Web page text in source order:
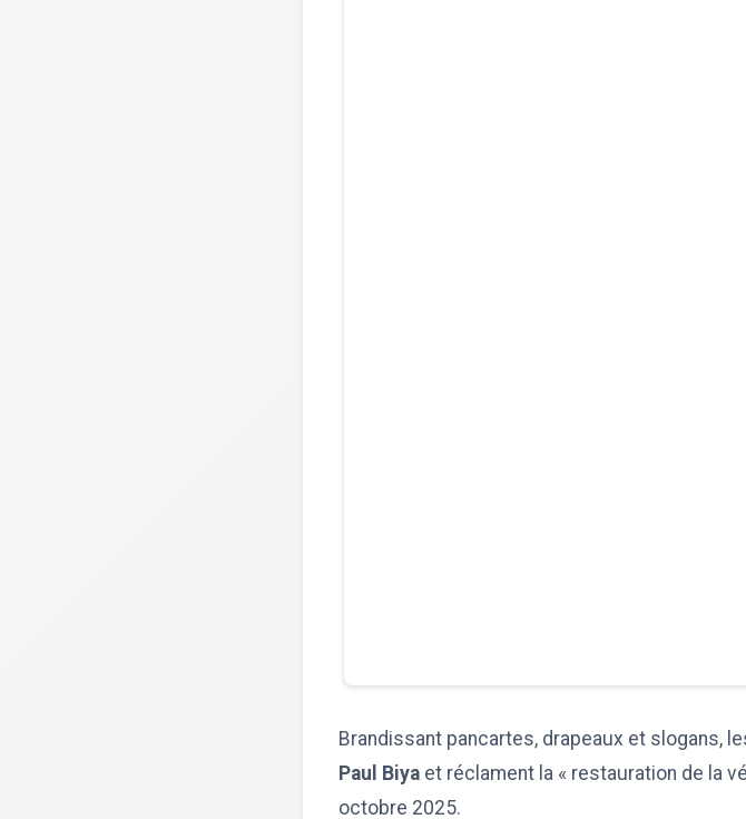
Brandissant pancartes, drapeaux et slogans,
Paul Biya et réclament la « restauration de la
octobre 2025.